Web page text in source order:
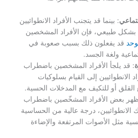
: بينما قد يتجنب الأفراد الانطوائيين
بشكل طبيعي، فإن الأفراد المشخصين
قد يفعلون ذلك بسبب صعوبة في
ولغة الجسد.
: قد يلجأ الأفراد المشخصين باضطراب
الانطوائيين إلى القيام بسلوكيات
القلق أو للتكيف مع المدخلات الحسية.
بعض الأفراد المشخّصين باضطراب
الانطوائيين، درجة عالية من الحساسية
مثل الأصوات المرتفعة والإضاءة